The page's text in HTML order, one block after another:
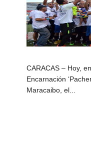
CARACAS – Hoy,
Encarnación
Maracaibo, el...